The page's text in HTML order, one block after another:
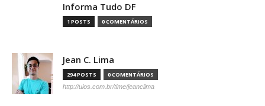
Informa Tudo DF
1 POSTS 0 COMENTÁRIOS
Jean C. Lima
294 POSTS 0 COMENTÁRIOS
http://uios.com.br/time/jeanclima